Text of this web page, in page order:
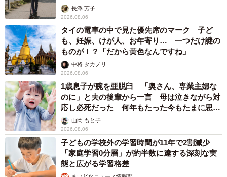
説】長澤 芳子
2026.08.06
タイの電車の中で見た優先席のマーク 子ど
も、妊娠、けが人、お年寄り… 一つだけ謎の
ものが！？「だから黄色なんですね」
中将 タカノリ
2026.08.06
1歳息子が腕を亜脱臼 「奥さん、専業主婦な
のに」と夫の後輩から一言 母は泣きながら対
応し必死だった 何年もたった今もたまに思い
出し…山岡 もと子
2026.08.06
子どもの学校外の学習時間が11年で2割減少
「家庭学習0分層」が約半数に達する深刻な実
態と広がる学習格差